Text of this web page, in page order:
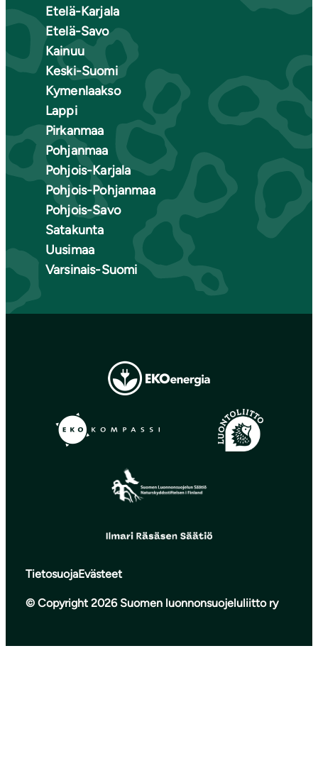
Etelä-Karjala
Etelä-Savo
Kainuu
Keski-Suomi
Kymenlaakso
Lappi
Pirkanmaa
Pohjanmaa
Pohjois-Karjala
Pohjois-Pohjanmaa
Pohjois-Savo
Satakunta
Uusimaa
Varsinais-Suomi
TietosuojaEvästeet
© Copyright 2026 Suomen luonnonsuojeluliitto ry